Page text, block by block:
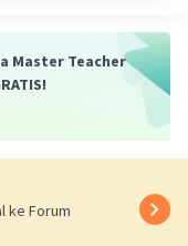
Master Teacher
ke Forum